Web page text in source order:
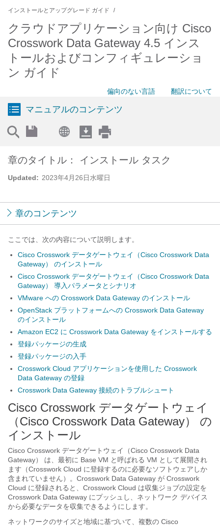
インストールとアップグレード ガイド
クラウドアプリケーション向け Cisco
Crosswork Data Gateway 4.5 インス
トールおよびコンフィギュレーショ
ン ガイド
偏向のない言語 翻訳について
マニュアルのコンテンツ
Updated: 2023年4月26日水曜日
章のタイトル： インストール タスク
章のコンテンツ
ここでは、次の内容について説明します。
Cisco Crosswork データゲートウェイ（Cisco Crosswork Data
Gateway） のインストール
Cisco Crosswork データゲートウェイ（Cisco Crosswork Data
Gateway） 導入パラメータとシナリオ
VMware への Crosswork Data Gateway のインストール
OpenStack プラットフォームへの Crosswork Data Gateway
のインストール
Amazon EC2 に Crosswork Data Gateway をインストールする
登録パッケージの生成
登録パッケージの入手
Crosswork Cloud アプリケーションを使用した Crosswork
Data Gateway の登録
Crosswork Data Gateway 接続のトラブルシュート
Cisco Crosswork データゲートウェイ
（Cisco Crosswork Data Gateway）
の
インストール
Cisco Crosswork データゲートウェイ（Cisco Crosswork Data
Gateway）
は、最初に Base VM と呼ばれる VM として展開され
ます（Crosswork Cloud に登録するのに必要なソフトウェアしか
含まれていません）。Crosswork Data Gateway が Crosswork
Cloud に登録されると、Crosswork Cloud は収集ジョブの設定を
Crosswork Data Gateway にプッシュし、ネットワーク デバイス
から必要なデータを収集できるようにします。
ネットワークのサイズと地域に基づいて、複数の Cisco